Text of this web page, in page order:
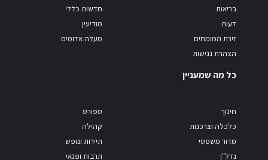
בריאות
דעות
זירת המומחים
הצהרת נגישות
חדשות כללי
מודיעין
מעלה אדומים
כל מה שמעניין
חינוך
כלכלה וצרכנות
מדור משפטי
נדל"ן
ספורט
קהילה
תיירות ונופש
תרבות ופנאי